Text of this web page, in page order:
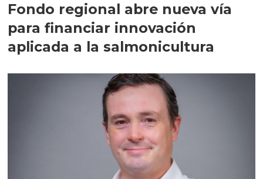
Fondo regional abre nueva vía
para financiar innovación
aplicada a la salmonicultura